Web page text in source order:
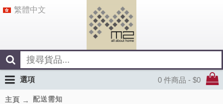
繁體中文
0 件商品 - $0
選項
主頁 配送需知